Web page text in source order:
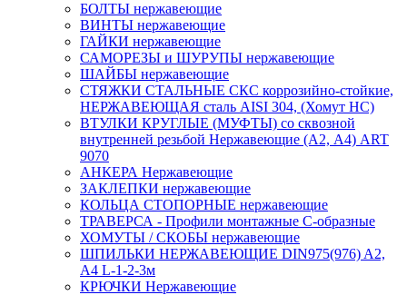
БОЛТЫ нержавеющие
ВИНТЫ нержавеющие
ГАЙКИ нержавеющие
САМОРЕЗЫ и ШУРУПЫ нержавеющие
ШАЙБЫ нержавеющие
СТЯЖКИ СТАЛЬНЫЕ СКС коррозийно-стойкие,
НЕРЖАВЕЮЩАЯ сталь AISI 304, (Хомут НС)
ВТУЛКИ КРУГЛЫЕ (МУФТЫ) со сквозной
внутренней резьбой Нержавеющие (А2, А4) ART
9070
АНКЕРА Нержавеющие
ЗАКЛЕПКИ нержавеющие
КОЛЬЦА СТОПОРНЫЕ нержавеющие
ТРАВЕРСА - Профили монтажные С-образные
ХОМУТЫ / СКОБЫ нержавеющие
ШПИЛЬКИ НЕРЖАВЕЮЩИЕ DIN975(976) A2,
А4 L-1-2-3м
КРЮЧКИ Нержавеющие